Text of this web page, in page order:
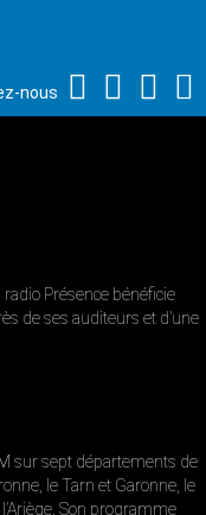
nous
Présence bénéficie
de ses auditeurs et d’une
sur sept départements de
le Tarn et Garonne, le
Son programme